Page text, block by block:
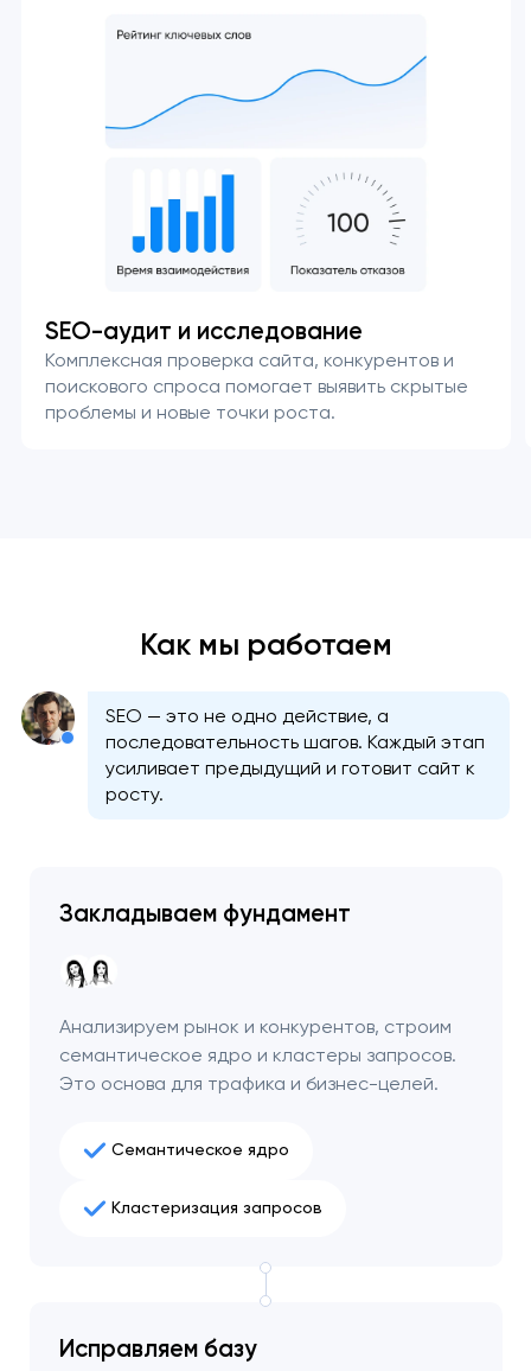
Спасибо
Мы получили вашу заявку
SEO-аудит и исследование
Комплексная проверка сайта, конкурентов и
поискового спроса помогает выявить скрытые
проблемы и новые точки роста.
Как мы работаем
SEO — это не одно действие, а
последовательность шагов. Каждый этап
усиливает предыдущий и готовит сайт к
росту.
Закладываем фундамент
Анализируем рынок и конкурентов, строим
семантическое ядро и кластеры запросов.
Это основа для трафика и бизнес-целей.
Семантическое ядро
Кластеризация запросов
Исправляем базу
Спасибо
Мы получили вашу заявку
отправлена!
ближайшее время,